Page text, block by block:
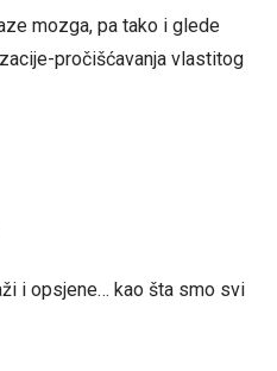
mozga, pa tako i glede
pročišćavanja vlastitog
i opsjene… kao šta smo svi